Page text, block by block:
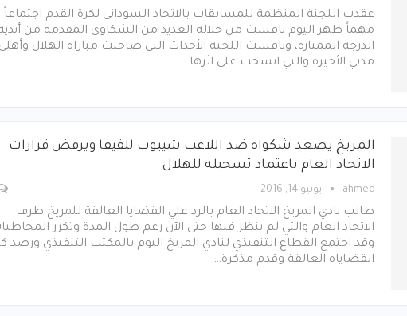
عقدت اللجنة المنظمة للمسابقات بالاتحاد السوداني لكرة القدم اجتماعاً
مهماً ظهر اليوم ناقشت من خلاله العديد من الشكاوى المقدمة من
الدرجة الممتازة، وناقشت اللجنة الأحداث التي صاحبت مباراة الهلال
مدني الأخيرة والتي انسحب على اثرها…
المريخ يصعد شكواه ضد اللاعب شيبوب للفيفا ويرفض قرارات
الاتحاد العام باعتماد تسجيله للهلال
ahmed يونيو 14, 2016
طالب نادي المريخ الاتحاد العام بالرد علي القضايا العالقة للمريخ طرف
الاتحاد العام والتي لم ينظر فيها حتى الآن رغم طول المدة وتكرر
وقد اجتمع القطاع التنفيذي لنادي المريخ اليوم بالمكتب التنفيذي ورصد
القضاياه العالقة وقدم مذكرة…